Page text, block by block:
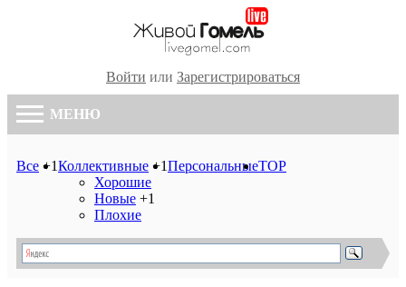
Войти или Зарегистрироваться
МЕНЮ
Все +1Коллективные +1
Хорошие
Новые +1
Плохие
ПерсональныеTOP